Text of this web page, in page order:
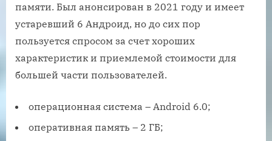
памяти. Был анонсирован в 2021 году и имеет
устаревший 6 Андроид, но до сих пор
пользуется спросом за счет хороших
характеристик и приемлемой стоимости для
большей части пользователей.
операционная система – Android 6.0;
оперативная память – 2 ГБ;